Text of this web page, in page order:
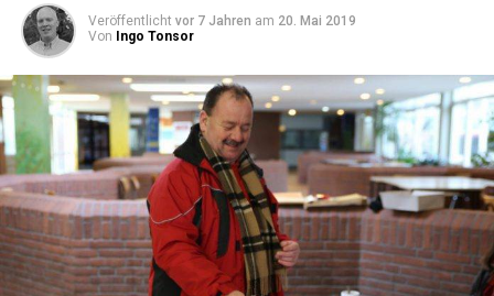
Veröffentlicht vor 7 Jahren am 20. Mai 2019
Von
Ingo Tonsor